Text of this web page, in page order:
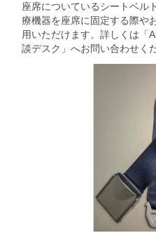
座席についているシートベル
療機器を座席に固定する際や
用いただけます。詳しくは「
談デスク」へお問い合わせく